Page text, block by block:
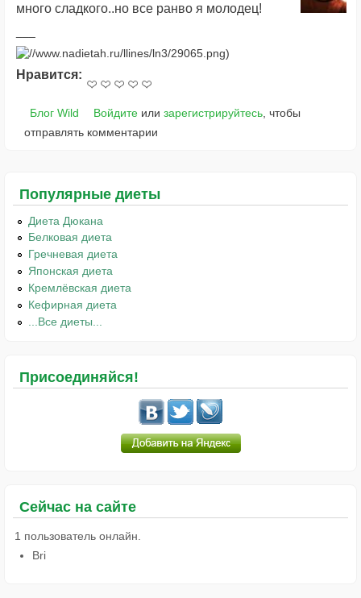
много сладкого..но все ранво я молодец!
Нравится:
Блог Wild Войдитеили зарегистрируйтесь, чтобы
отправлять комментарии
Популярные диеты
Диета Дюкана
Белковая диета
Гречневая диета
Японская диета
Кремлёвская диета
Кефирная диета
...Все диеты...
Присоединяйся!
Сейчас на сайте
1 пользователь онлайн.
Bri